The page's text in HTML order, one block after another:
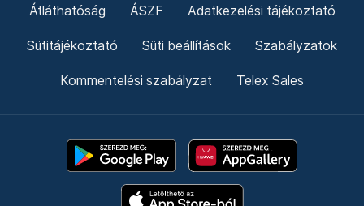
Átláthatóság ÁSZF Adatkezelési tájékoztató
Sütitájékoztató Süti beállítások Szabályzatok
Kommentelési szabályzat Telex Sales